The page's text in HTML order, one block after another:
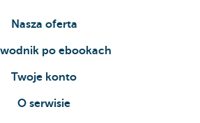
Nasza oferta
po ebookach
Twoje konto
O serwisie